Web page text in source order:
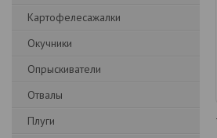
Картофелесажалки
Окучники
Опрыскиватели
Отвалы
Плуги